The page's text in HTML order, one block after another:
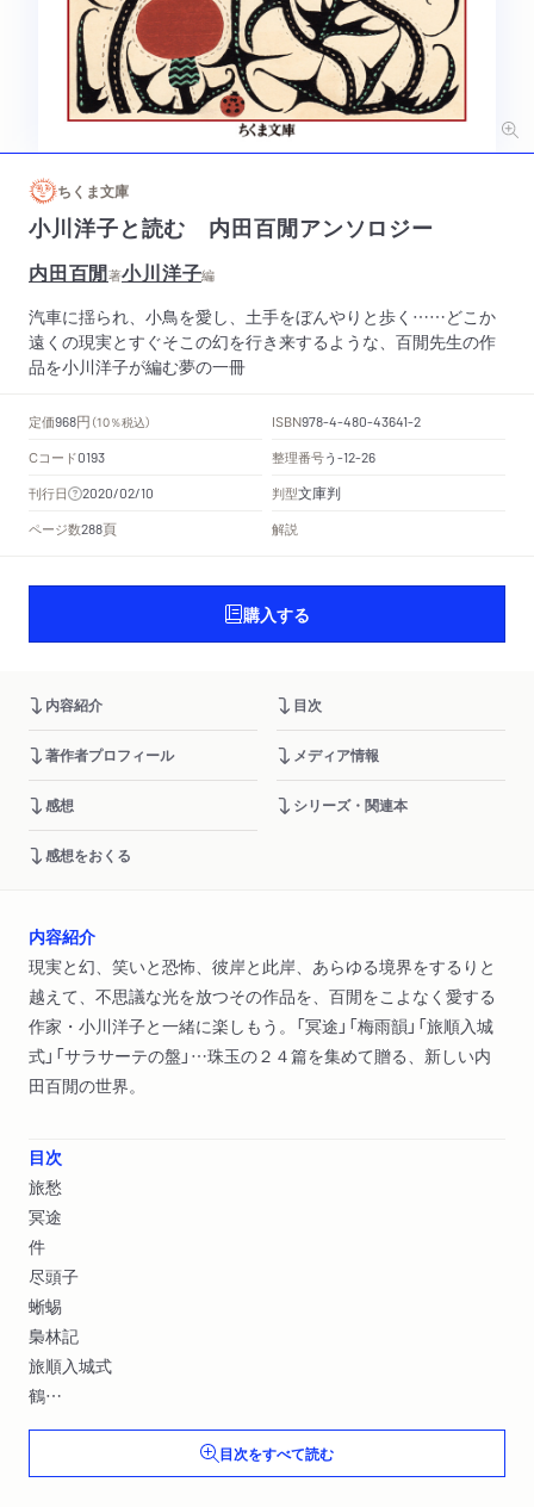
ちくま文庫
小川洋子と読む 内田百閒アンソロジー
内田百閒著小川洋子編
汽車に揺られ、小鳥を愛し、土手をぼんやりと歩く……どこか
遠くの現実とすぐそこの幻を行き来するような、百閒先生の作
品を小川洋子が編む夢の一冊
定価968円 （10％税込） ISBN978-4-480-43641-2
Cコード0193 整理番号う -12-26
刊行日 2020/02/10 判型文庫判
ページ数288頁 解説
購入する
内容紹介 目次
著作者プロフィール メディア情報
感想 シリーズ・関連本
感想をおくる
内容紹介
現実と幻、笑いと恐怖、彼岸と此岸、あらゆる境界をするりと
越えて、不思議な光を放つその作品を、百閒をこよなく愛する
作家・小川洋子と一緒に楽しもう。「冥途」「梅雨韻」「旅順入城
式」「サラサーテの盤」…珠玉の２４篇を集めて贈る、新しい内
田百閒の世界。
目次
旅愁
冥途
件
尽頭子
蜥蜴
梟林記
旅順入城式
鶴
桃葉
雲の脚
目次をすべて読む